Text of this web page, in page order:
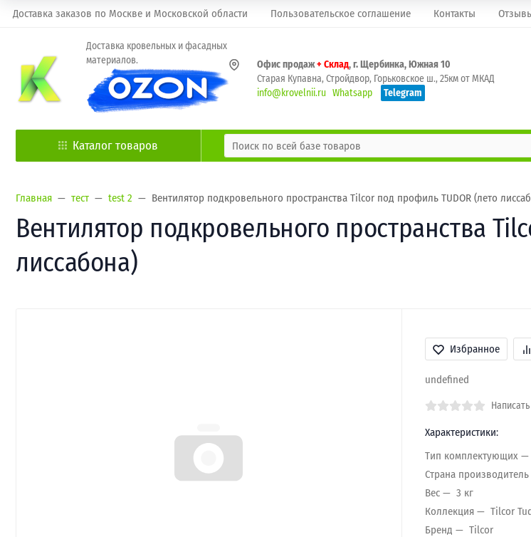
Доставка заказов по Москве и Московской области Пользовательское соглашение Контакты
Доставка кровельных и фасадных
материалов.
Офис продаж+ Склад, г. Щербинка, Южная 10
Старая Купавна, Стройдвор, Горьковское ш., 25км от МКАД
info@krovelnii.ru Whatsapp Telegram
Каталог товаров
Главная тест test 2 Вентилятор подкровельного пространства Tilcor под профиль TUDOR (лето
Вентилятор подкровельного пространства
лиссабона)
Избранное
undefined
Характеристики:
Тип комплектующих
Страна производитель
Вес
3 кг
Коллекция
Tilcor
Бренд
Tilcor